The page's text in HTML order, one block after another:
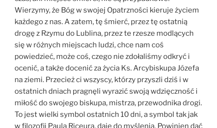
Wierzymy, że Bóg w swojej Opatrzności kieruje życiem
każdego z nas. A zatem, tę śmierć, przez tę ostatnią
drogę z Rzymu do Lublina, przez te rzesze modlących
się w różnych miejscach ludzi, chce nam coś
powiedzieć, może coś, czego nie zdołaliśmy odkryć i
ocenić, a także docenić za życia Ks. Arcybiskupa Józefa
na ziemi. Przecież ci wszyscy, którzy przyszli dziś i w
ostatnich dniach pragnęli wyrazić swoją wdzięczność i
miłość do swojego biskupa, mistrza, przewodnika drogi.
To jest wielki symbol ostatnich 10 dni, a symbol tak jak
w filozofii Paula Riceura, daje do myślenia. Powinien dać